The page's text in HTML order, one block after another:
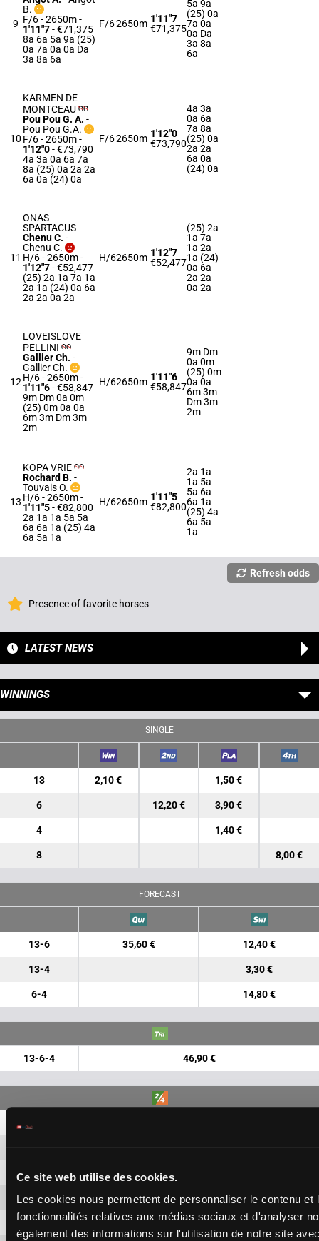
Ce site web utilise des cookies.
Les cookies nous permettent de personnaliser le contenu
fonctionnalités relatives aux médias sociaux et d'analyser
également des informations sur l'utilisation de notre site
9
B.
F/6 - 2650m-
1'11"7- €71,375
8a 6a 5a 9a (25)
0a 7a 0a 0a Da
3a 8a 6a
F/62650m 1'11"7
€71,375
5a 9a
(25) 0a
7a 0a
0a Da
3a 8a
6a
10
KARMEN DE
MONTCEAU
Pou Pou G. A. -
Pou Pou G.A.
F/6 - 2650m-
1'12"0- €73,790
4a 3a 0a 6a 7a
8a (25) 0a 2a 2a
6a 0a (24) 0a
F/62650m 1'12"0
€73,790
4a 3a
0a 6a
7a 8a
(25) 0a
2a 2a
6a 0a
(24) 0a
11
ONAS
SPARTACUS
Chenu C. -
Chenu C.
H/6 - 2650m-
1'12"7- €52,477
(25) 2a 1a 7a 1a
2a 1a (24) 0a 6a
2a 2a 0a 2a
H/62650m 1'12"7
€52,477
(25) 2a
1a 7a
1a 2a
1a (24)
0a 6a
2a 2a
0a 2a
12
LOVEISLOVE
PELLINI
Gallier Ch. -
Gallier Ch.
H/6 - 2650m-
1'11"6- €58,847
9m Dm 0a 0m
(25) 0m 0a 0a
6m 3m Dm 3m
2m
H/62650m 1'11"6
€58,847
9m Dm
0a 0m
(25) 0m
0a 0a
6m 3m
Dm 3m
2m
13
KOPA VRIE
Rochard B. -
Touvais O.
H/6 - 2650m-
1'11"5- €82,800
2a 1a 1a 5a 5a
6a 6a 1a (25) 4a
6a 5a 1a
H/62650m 1'11"5
€82,800
2a 1a
1a 5a
5a 6a
6a 1a
(25) 4a
6a 5a
1a
Refresh odds
Presence of favorite horses
LATEST NEWS
WINNINGS
SINGLE
13 2,10 € 1,50 €
6 12,20 € 3,90 €
4 1,40 €
8 8,00 €
FORECAST
13-6 35,60 € 12,40 €
13-4 3,30 €
6-4 14,80 €
13-6-4 46,90 €
13-8
6-4 1,70 €
6-8 1,70 €